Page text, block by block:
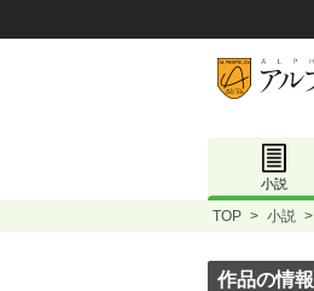
小説
TOP > 小説 >
作品の情報